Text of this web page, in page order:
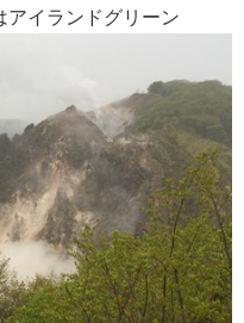
アイランドグリーン